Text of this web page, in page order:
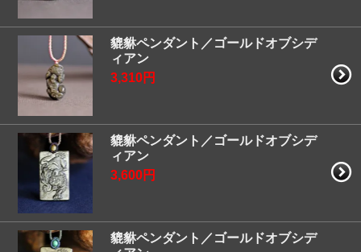
貔貅ペンダント／ゴールドオブシデ
ィアン
3,310円
貔貅ペンダント／ゴールドオブシデ
ィアン
3,600円
貔貅ペンダント／ゴールドオブシデ